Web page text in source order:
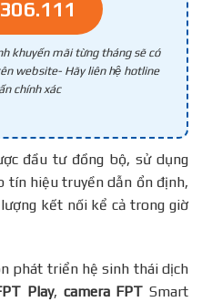
khuyến mãi từng tháng sẽ có
website- Hãy liên hệ hotline
chính xác
đầu tư đồng bộ, sử dụng
tín hiệu truyền dẫn ổn định,
kết nối kể cả trong giờ
phát triển hệ sinh thái dịch
Play, camera FPT Smart